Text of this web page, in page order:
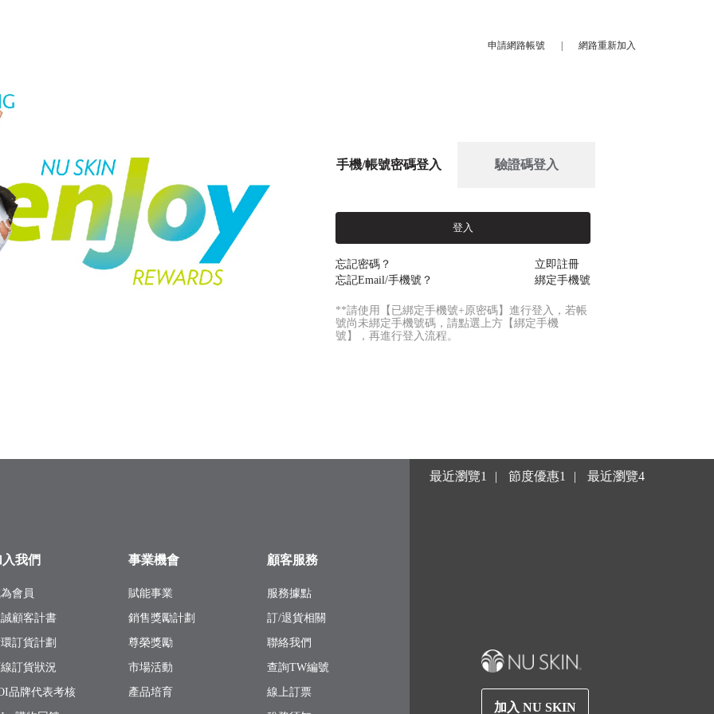
申請網路帳號 網路重新加入
手機/帳號密碼登入 驗證碼登入
登入
立即註冊
綁定手機號
忘記密碼？
忘記Email/手機號？
**請使用【已綁定手機號+原密碼】進行登入，若帳
號尚未綁定手機號碼，請點選上方【綁定手機
號】，再進行登入流程。
最近瀏覽1 節度優惠1 最近瀏覽4
加入 NU SKIN
我們
會員
顧客計書
訂貨計劃
訂貨狀況
品牌代表考核
事業機會
賦能事業
銷售獎勵計劃
尊榮獎勵
市場活動
產品培育
顧客服務
服務據點
訂/退貨相關
聯絡我們
查詢TW編號
線上訂票